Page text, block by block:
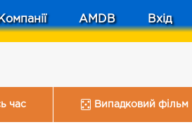
Компанії AMDB Вхід
час Випадковий фільм